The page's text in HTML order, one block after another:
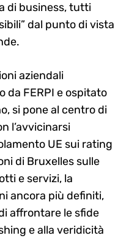
di business, tutti
dal punto di vista
aziendali
da FERPI e ospitato
si pone al centro di
l’avvicinarsi
UE sui rating
di Bruxelles sulle
e servizi, la
ancora più definiti,
affrontare le sfide
e alla veridicità